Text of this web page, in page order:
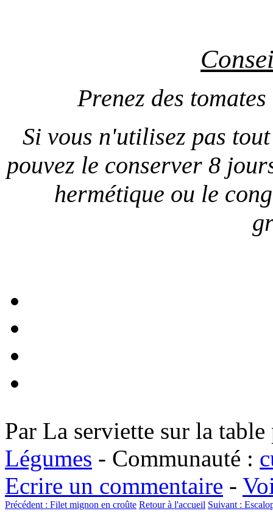
Prenez des
Si vous n'utilisez pas
pouvez le conserver 8
hermétique ou le
Par La serviette sur la
Légumes - Communauté :
Ecrire un commentaire -
Précédent : Filet mignon en croûte Retour à l'accueil Suivant :